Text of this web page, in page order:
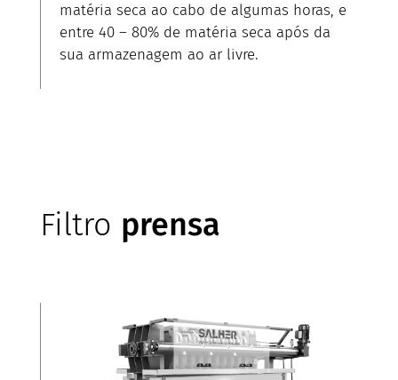
matéria seca ao cabo de algumas horas, e
entre 40 – 80% de matéria seca após da
sua armazenagem ao ar livre.
Filtro prensa